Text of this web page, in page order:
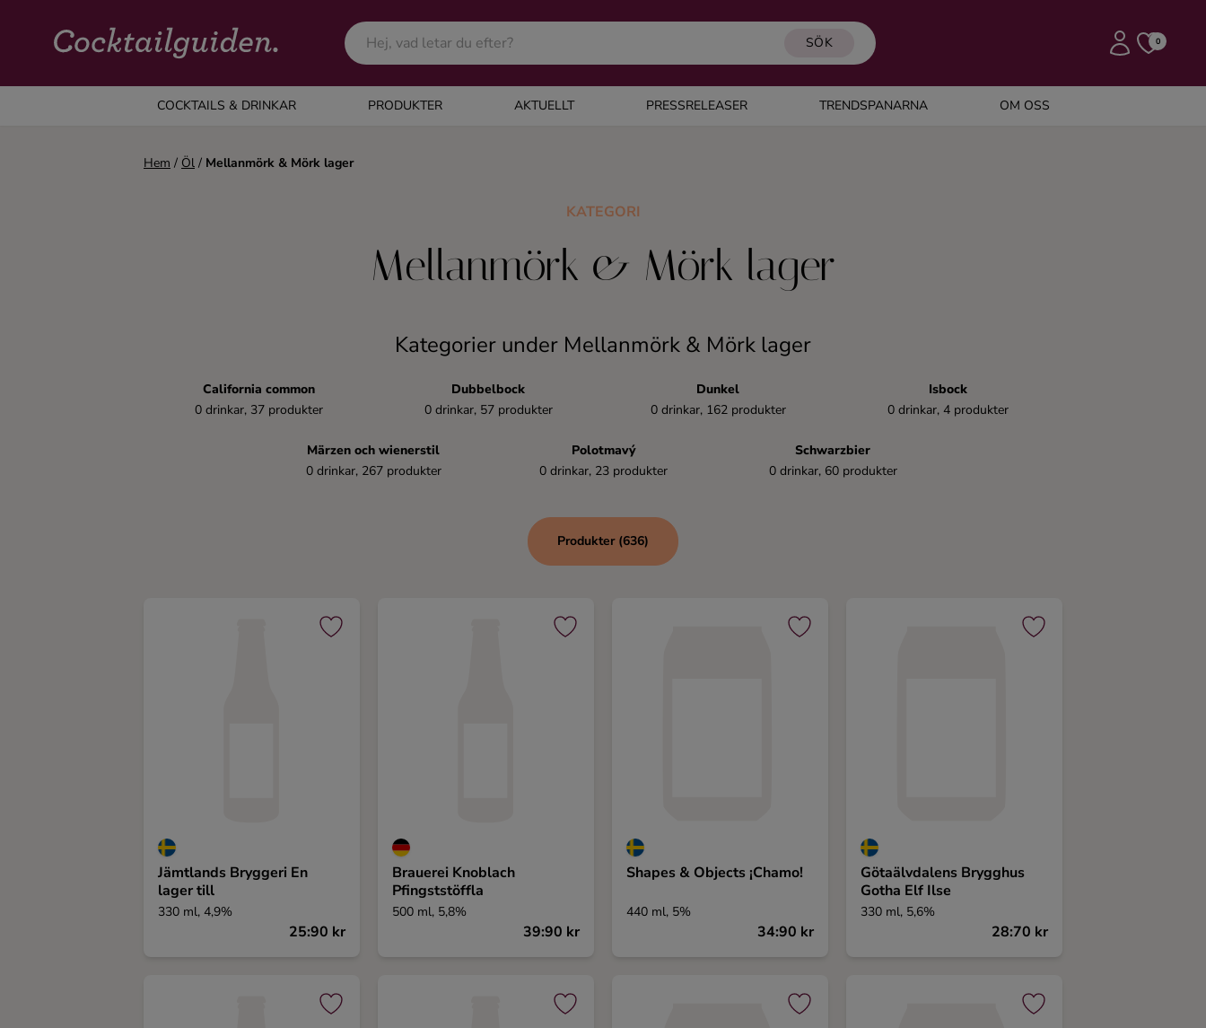
SÖK 0
COCKTAILS & DRINKAR PRODUKTER AKTUELLT PRESSRELEASER TRENDSPANARNA OM OSS
COCKTAILS & DRINKAR
Alla cocktails & drinkar
Hem / Öl / Mellanmörk & Mörk lager
KATEGORI
Mellanmörk & Mörk lager
Kategorier under Mellanmörk & Mörk lager
California common
0 drinkar, 37 produkter
Dubbelbock
0 drinkar, 57 produkter
Dunkel
0 drinkar, 162 produkter
Isbock
0 drinkar, 4 produkter
Märzen och wienerstil
0 drinkar, 267 produkter
Polotmavý
0 drinkar, 23 produkter
Schwarzbier
0 drinkar, 60 produkter
Produkter (636)
Jämtlands Bryggeri En
lager till
330 ml, 4,9%
25:90 kr
Brauerei Knoblach
Pfingststöffla
500 ml, 5,8%
39:90 kr
Shapes & Objects ¡Chamo!
440 ml, 5%
34:90 kr
Götaälvdalens Brygghus
Gotha Elf Ilse
330 ml, 5,6%
28:70 kr